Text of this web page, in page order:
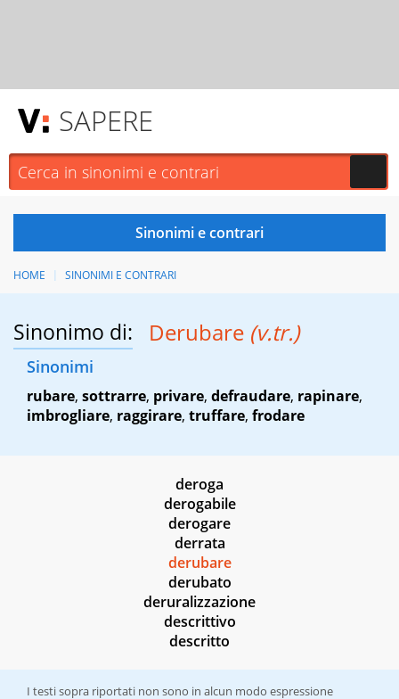
SAPERE
HOME SINONIMI E CONTRARI
Sinonimo di: Derubare (v.tr.)
Sinonimi
rubare, sottrarre, privare, defraudare, rapinare,
imbrogliare, raggirare, truffare, frodare
deroga
derogabile
derogare
derrata
derubare
derubato
deruralizzazione
descrittivo
descritto
I testi sopra riportati non sono in alcun modo espressione